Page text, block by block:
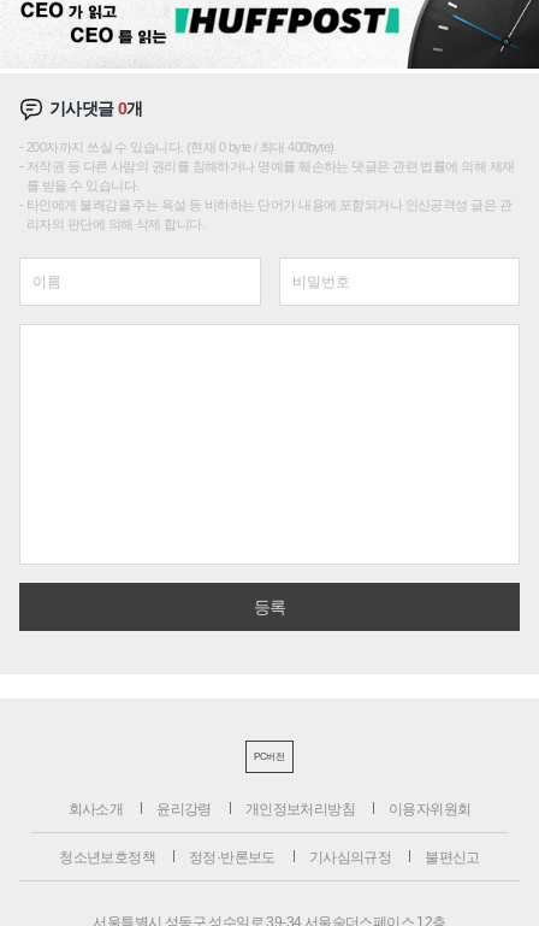
기사댓글0개
200자까지 쓰실 수 있습니다. (현재 0 byte / 최대 400byte)
저작권 등 다른 사람의 권리를 침해하거나 명예를 훼손하는 댓글은 관련 법률에 의해 제재
를 받을 수 있습니다.
타인에게 불쾌감을 주는 욕설 등 비하하는 단어가 내용에 포함되거나 인신공격성 글은 관
리자의 판단에 의해 삭제 합니다.
PC버전
회사소개 윤리강령 개인정보처리방침 이용자위원회
청소년보호정책 정정·반론보도 기사심의규정 불편신고